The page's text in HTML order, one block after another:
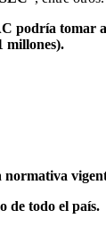
podría tomar
millones).
normativa
de todo el país.